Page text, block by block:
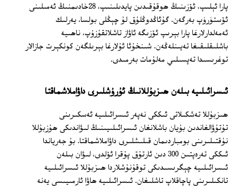
پارا ئېلىپ، ئۆزىنىڭ ھوقۇقىدىن پايدىلىنىپ، 28خادىمنىڭ ئەمىلىنى
ئۆستۈرۈپ بەرگەن. گۇئاڭدوڭلۇق لۇ چېڭلى بولسا، يەرلىك
ئەمەلدارلارغا پارا بېرىپ ئۆزىگە ئاۋاز تاشلاتقۇزۇپ، ناھىيە
باشلىقلىقىغا تەيىنلەڭەن. شىنخۇئا ئۇلارغا بېرىلگەن كونكېرت جازالار
توغرىسىدا تەپسىلىي مەلۇمات بەرمىدى.
ئىسرائىلىيە بىلەن ھىزبۇللانىڭ ئۇرۇشلىرى داۋاملاشماقتا
ھىزبۇللا تەشكىلاتى ئىككى نەپەر ئىسرائىلىيە ئەسكىرىنى
تۇتۇۋالغاندىن بۇيان باشلانغان ئىسرائىلىيىنىڭ لىۋاندىكى ھۇزبۇللا
نۇقتىلىرىنى بومباردىمان قىلىشلىرى داۋاملاشماقتا. بۇ جەرياندا
ئىككى تەرەپتىن 300 دىن ئارتۇق پۇقرا ئۆلدى، لىۋان بىلەن
ئىسرائىلىيە چېگرىسىدىكى توقۇنۇشلاردا ھىزبۇللا ئىسرائىلىيە
تانكىلىرىنى پاچاقلاپ تاشلىغان. ئىسرائىلىيە ھاۋا ئارمىيىسى يەنە